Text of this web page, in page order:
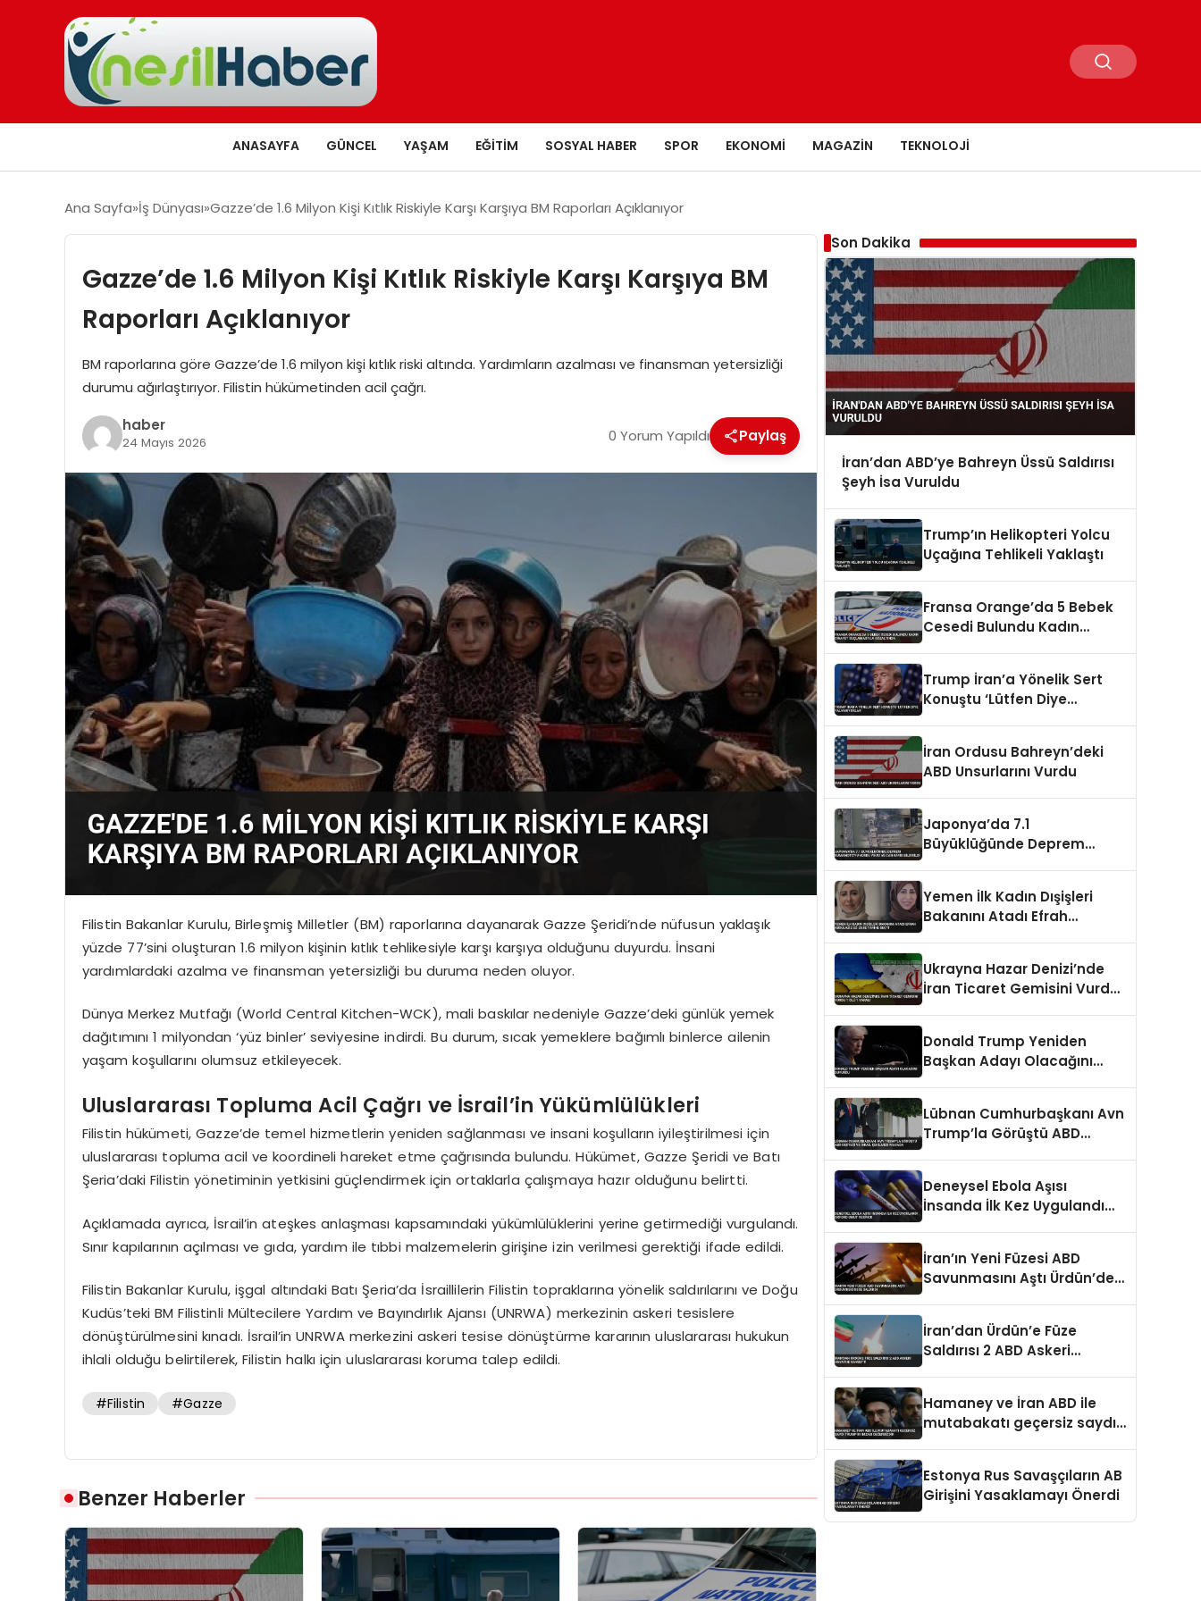
ANASAYFA GÜNCEL YAŞAM EĞITIM SOSYAL HABER SPOR EKONOMI MAGAZIN TEKNOLOJI
Ana Sayfa İş Dünyası Gazze’de 1.6 Milyon Kişi Kıtlık Riskiyle Karşı Karşıya BM Raporları Açıklanıyor
Gazze’de 1.6 Milyon Kişi Kıtlık Riskiyle Karşı Karşıya BM
Raporları Açıklanıyor
BM raporlarına göre Gazze’de 1.6 milyon kişi kıtlık riski altında. Yardımların azalması ve finansman yetersizliği
durumu ağırlaştırıyor. Filistin hükümetinden acil çağrı.
haber
24 Mayıs 2026 0 Yorum Yapıldı Paylaş
Filistin Bakanlar Kurulu, Birleşmiş Milletler (BM) raporlarına dayanarak Gazze Şeridi’nde nüfusun yaklaşık
yüzde 77’sini oluşturan 1.6 milyon kişinin kıtlık tehlikesiyle karşı karşıya olduğunu duyurdu. İnsani
yardımlardaki azalma ve finansman yetersizliği bu duruma neden oluyor.
Dünya Merkez Mutfağı (World Central Kitchen-WCK), mali baskılar nedeniyle Gazze’deki günlük yemek
dağıtımını 1 milyondan ‘yüz binler’ seviyesine indirdi. Bu durum, sıcak yemeklere bağımlı binlerce ailenin
yaşam koşullarını olumsuz etkileyecek.
Uluslararası Topluma Acil Çağrı ve İsrail’in Yükümlülükleri
Filistin hükümeti, Gazze’de temel hizmetlerin yeniden sağlanması ve insani koşulların iyileştirilmesi için
uluslararası topluma acil ve koordineli hareket etme çağrısında bulundu. Hükümet, Gazze Şeridi ve Batı
Şeria’daki Filistin yönetiminin yetkisini güçlendirmek için ortaklarla çalışmaya hazır olduğunu belirtti.
Açıklamada ayrıca, İsrail’in ateşkes anlaşması kapsamındaki yükümlülüklerini yerine getirmediği vurgulandı.
Sınır kapılarının açılması ve gıda, yardım ile tıbbi malzemelerin girişine izin verilmesi gerektiği ifade edildi.
Filistin Bakanlar Kurulu, işgal altındaki Batı Şeria’da İsraillilerin Filistin topraklarına yönelik saldırılarını ve Doğu
Kudüs’teki BM Filistinli Mültecilere Yardım ve Bayındırlık Ajansı (UNRWA) merkezinin askeri tesislere
dönüştürülmesini kınadı. İsrail’in UNRWA merkezini askeri tesise dönüştürme kararının uluslararası hukukun
ihlali olduğu belirtilerek, Filistin halkı için uluslararası koruma talep edildi.
#Filistin #Gazze
Benzer Haberler
Son Dakika
İran’dan ABD’ye Bahreyn Üssü Saldırısı
Şeyh İsa Vuruldu
Trump’ın Helikopteri Yolcu
Uçağına Tehlikeli Yaklaştı
Fransa Orange’da 5 Bebek
Cesedi Bulundu Kadın
Trump İran’a Yönelik Sert
Konuştu ‘Lütfen Diye
İran Ordusu Bahreyn’deki
ABD Unsurlarını Vurdu
Japonya’da 7.1
Büyüklüğünde Deprem
Yemen İlk Kadın Dışişleri
Bakanını Atadı Efrah
Ukrayna Hazar Denizi’nde
İran Ticaret Gemisini Vurdu 1
Donald Trump Yeniden
Başkan Adayı Olacağını
Lübnan Cumhurbaşkanı Avn
Trump’la Görüştü ABD
Deneysel Ebola Aşısı
İnsanda İlk Kez Uygulandı
İran’ın Yeni Füzesi ABD
Savunmasını Aştı Ürdün’deki
İran’dan Ürdün’e Füze
Saldırısı 2 ABD Askeri
Hamaney ve İran ABD ile
mutabakatı geçersiz saydı
Estonya Rus Savaşçıların AB
Girişini Yasaklamayı Önerdi